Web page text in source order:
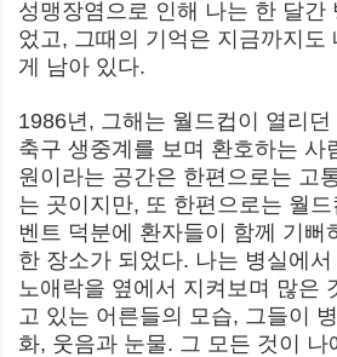
성맹장염으로 인해 나는 한 달간
었고, 그때의 기억은 지금까지도
게 남아 있다.
1986년, 그해는 월드컵이 열리
축구 생중계를 보며 환호하는 사
원이라는 공간은 한편으로는 고
는 곳이지만, 또 한편으로는 월
벤트 덕분에 환자들이 함께 기뻐
한 장소가 되었다. 나는 병실에
노애락을 옆에서 지켜보며 많은
고 있는 어른들의 모습, 그들이
화, 웃음과 눈물. 그 모든 것이